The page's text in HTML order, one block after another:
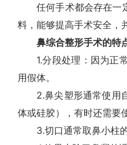
任何手术都会存在一定
料，能够提高手术安全，
鼻综合整形手术的特
1.分段处理：因为正常
用假体。
2.鼻尖塑形通常使用自
体或硅胶），有时还需要
3.切口通常取鼻小柱的